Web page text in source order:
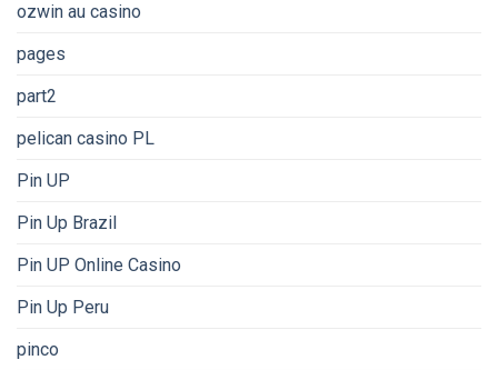
ozwin au casino
pages
part2
pelican casino PL
Pin UP
Pin Up Brazil
Pin UP Online Casino
Pin Up Peru
pinco